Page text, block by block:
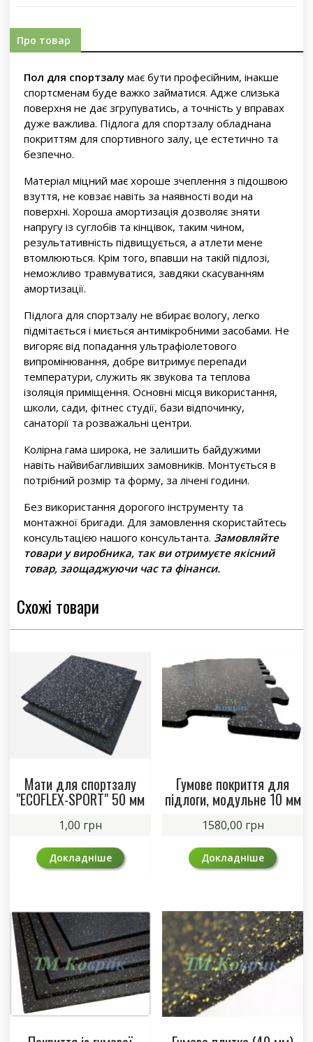
Про товар
Пол для спортзалумає бути професійним, інакше
спортсменам буде важко займатися. Адже слизька
поверхня не дає згрупуватись, а точність у вправах
дуже важлива. Підлога для спортзалу обладнана
покриттям для спортивного залу, це естетично та
безпечно.
Матеріал міцний має хороше зчеплення з підошвою
взуття, не ковзає навіть за наявності води на
поверхні. Хороша амортизація дозволяє зняти
напругу із суглобів та кінцівок, таким чином,
результативність підвищується, а атлети мене
втомлюються. Крім того, впавши на такій підлозі,
неможливо травмуватися, завдяки скасуванням
амортизації.
Підлога для спортзалу не вбирає вологу, легко
підмітається і миється антимікробними засобами. Не
вигоряє від попадання ультрафіолетового
випромінювання, добре витримує перепади
температури, служить як звукова та теплова
ізоляція приміщення. Основні місця використання,
школи, сади, фітнес студії, бази відпочинку,
санаторії та розважальні центри.
Колірна гама широка, не залишить байдужими
навіть найвибагливіших замовників. Монтується в
потрібний розмір та форму, за лічені години.
Без використання дорогого інструменту та
монтажної бригади. Для замовлення скористайтесь
консультацією нашого консультанта. Замовляйте
товари у виробника, так ви отримуєте якісний
товар, заощаджуючи час та фінанси.
Схожі товари
Мати для спортзалу
"ECOFLEX-SPORT" 50 мм
1,00 грн
Докладніше
Гумове покриття для
підлоги, модульне 10 мм
1580,00 грн
Докладніше